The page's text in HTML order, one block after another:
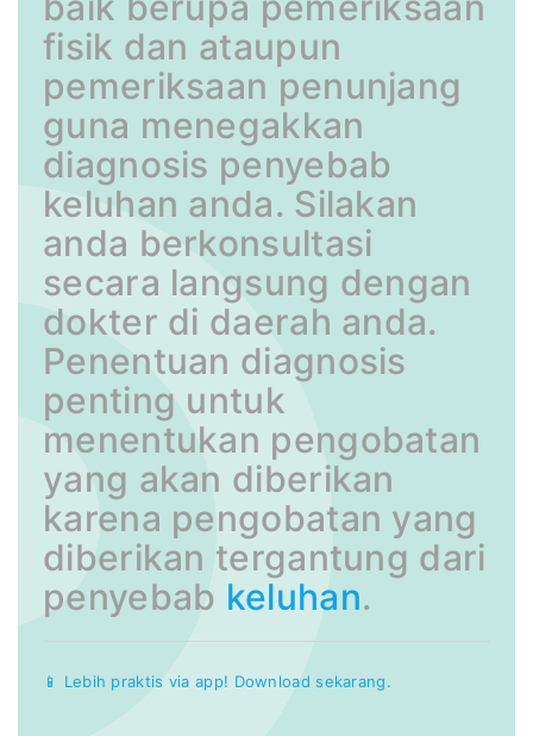
fisik dan ataupun
pemeriksaan penunjang
guna menegakkan
diagnosis penyebab
keluhan anda. Silakan
anda berkonsultasi
secara langsung dengan
dokter di daerah anda.
Penentuan diagnosis
penting untuk
menentukan pengobatan
yang akan diberikan
karena pengobatan yang
diberikan tergantung dari
penyebab keluhan.
📱 Lebih praktis via app! Download sekarang.